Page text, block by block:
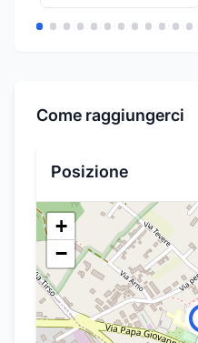
Come raggiungerci
Posizione
+
−